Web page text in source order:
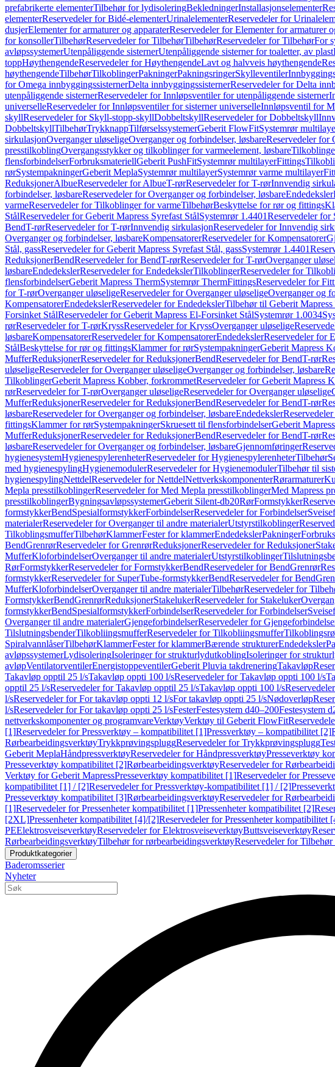
prefabrikerte elementerTilbehør for lydisoleringBekledningerInstallasjonselementer
elementerReservedeler for Bidé-elementerUrinalelementerReservedeler for
dusjerElementer for armaturer og apparaterReservedeler for Elementer for armaturer
for konsollerTilbehørReservedeler for TilbehørTilbehørReservedeler for TilbehørFor
avløpssystemerUtenpåliggende sisternerUtenpåliggende sisterner for toaletter, av plast
toppHøythengendeReservedeler for HøythengendeLavt og halvveis høythengende
høythengendeTilbehørTilkoblingerPakningerPakningsringerSkylleventiler
for Omega innbyggingssisternerDelta innbyggingssisternerReservedeler for Delta
utenpåliggende sisternerReservedeler for Innløpsventiler for utenpåliggende sisterner
universelleReservedeler for Innløpsventiler for sisterner universelleInnløpsventil for
skyllReservedeler for Skyll-stopp-skyllDobbeltskyllReservedeler for Dobbeltskyll
DobbeltskyllTilbehørTrykknappTilførselssystemerGeberit FlowFitSystemrør
sirkulasjonOverganger uløseligeOverganger og forbindelser, løsbareReservedeler for
presstilkoblingOvergangsstykker og tilkoblinger for varmeelement, løsbare
flensforbindelserForbruksmateriellGeberit PushFitSystemrør multilayerFittings
rørSystempakningerGeberit MeplaSystemrør multilayerSystemrør varme multilayer
ReduksjonerAlbueReservedeler for AlbueT-rørReservedeler for T-rørInnvendig
forbindelser, løsbareReservedeler for Overganger og forbindelser, løsbareEndedeksler
varmeReservedeler for Tilkoblinger for varmeTilbehørBeskyttelse for rør og fittings
StålReservedeler for Geberit Mapress Syrefast StålSystemrør 1.4401Reservedeler for
BendT-rørReservedeler for T-rørInnvendig sirkulasjonReservedeler for Innvendig
Overganger og forbindelser, løsbareKompensatorerReservedeler for Kompensatorer
Stål, gassReservedeler for Geberit Mapress Syrefast Stål, gassSystemrør 1.4401
ReduksjonerBendReservedeler for BendT-rørReservedeler for T-rørOverganger
løsbareEndedekslerReservedeler for EndedekslerTilkoblingerReservedeler for
flensforbindelserGeberit Mapress ThermSystemrør ThermFittingsReservedeler for
for T-rørOverganger uløseligeReservedeler for Overganger uløseligeOverganger og
KompensatorerEndedekslerReservedeler for EndedekslerTilbehør til Geberit Mapress
Forsinket StålReservedeler for Geberit Mapress El-Forsinket StålSystemrør 1.0034
rørReservedeler for T-rørKryssReservedeler for KryssOverganger uløselige
løsbareKompensatorerReservedeler for KompensatorerEndedekslerReservedeler for
StålBeskyttelse for rør og fittingsKlammer for rørSystempakningerGeberit Mapress
MufferReduksjonerReservedeler for ReduksjonerBendReservedeler for BendT-rør
uløseligeReservedeler for Overganger uløseligeOverganger og forbindelser, løsbare
TilkoblingerGeberit Mapress Kobber, forkrommetReservedeler for Geberit Mapress
rørReservedeler for T-rørOverganger uløseligeReservedeler for Overganger uløselige
MufferReduksjonerReservedeler for ReduksjonerBendReservedeler for BendT-rør
løsbareReservedeler for Overganger og forbindelser, løsbareEndedeksler
fittingsKlammer for rørSystempakningerSkruesett til flensforbindelserGeberit
MufferReduksjonerReservedeler for ReduksjonerBendReservedeler for BendT-rør
løsbareReservedeler for Overganger og forbindelser, løsbareGjennomføringer
hygienesystemHygienespylerenheterReservedeler for HygienespylerenheterTilbehør
med hygienespylingHygienemodulerReservedeler for HygienemodulerTilbehør til
hygienespylingNettdelReservedeler for NettdelNettverkskomponenterRørarmaturer
Mepla presstilkoblingerReservedeler for Med Mepla presstilkoblingerMed Mapress
presstilkoblingerBygningsavløpssystemerGeberit Silent-db20RørFormstykker
formstykkerBendSpesialformstykkerForbindelserReservedeler for Forbindelser
materialerReservedeler for Overganger til andre materialerUtstyrstilkoblinger
TilkoblingsmufferTilbehørKlammerFester for klammerEndedekslerPakninger
BendGrenrørReservedeler for GrenrørReduksjonerReservedeler for Reduksjoner
MufferKloforbindelserOverganger til andre materialerUtstyrstilkoblinger
RørFormstykkerReservedeler for FormstykkerBendReservedeler for BendGrenrør
formstykkerReservedeler for SuperTube-formstykkerBendReservedeler for Bend
MufferKloforbindelserOverganger til andre materialerTilbehørReservedeler for
FormstykkerBendGrenrørReduksjonerStakelukerReservedeler for Stakeluker
formstykkerBendSpesialformstykkerForbindelserReservedeler for Forbindelser
Overganger til andre materialerGjengeforbindelserReservedeler for
TilslutningsbenderTilkobliingsmufferReservedeler for Tilkobliingsmuffer
SpiralvannlåserTilbehørKlammerFester for klammerBærende strukturerEndedeksler
avløpssystemerLydisoleringIsoleringer for strukturlydutkoblingIsoleringer for
avløpVentilatorventilerEnergistoppeventilerGeberit Pluvia takdreneringTakavløp
Takavløp opptil 25 l/sTakavløp oppti 100 l/sReservedeler for Takavløp oppti 100 l/s
opptil 25 l/sReservedeler for Takavløp opptil 25 l/sTakavløp oppti 100 l/s
l/sReservedeler for For takavløp oppti 12 l/sFor takavløp oppti 25 l/sNødoverløp
l/sReservedeler for For takavløp oppti 25 l/sFesterFestesystem d40–200Festesystem
nettverkskomponenter og programvareVerktøyVerktøy til Geberit FlowFit
[1]Reservedeler for Pressverktøy – kompatibilitet [1]Pressverktøy – kompatibilitet [2]
RørbearbeidingsverktøyTrykkprøvingspluggReservedeler for Trykkprøvingsplugg
Geberit MeplaHåndpressverktøyReservedeler for HåndpressverktøyPresseverktøy
Presseverktøy kompatibilitet [2]RørbearbeidingsverktøyReservedeler for
Verktøy for Geberit MapressPresseverktøy kompatibilitet [1]Reservedeler for
kompatibilitet [1] / [2]Reservedeler for Pressverktøy-kompatibilitet [1] / [2]
Presseverktøy kompatibilitet [3]RørbearbeidingsverktøyReservedeler for
[1]Reservedeler for Pressenheter kompatibilitet [1]Pressenheter kompatibilitet [2]
[2XL]Pressenheter kompatibilitet [4]/[2]Reservedeler for Pressenheter kompatibilitet
PEElektrosveiseverktøyReservedeler for ElektrosveiseverktøyButtsveiseverktøy
RørbearbeidingsverktøyTilbehør for rørbearbeidingsverktøyReservedeler for
Produktkategorier
Baderomsserier
Nyheter